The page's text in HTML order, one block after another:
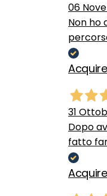
06
Non ho
31
Dopo
fatto